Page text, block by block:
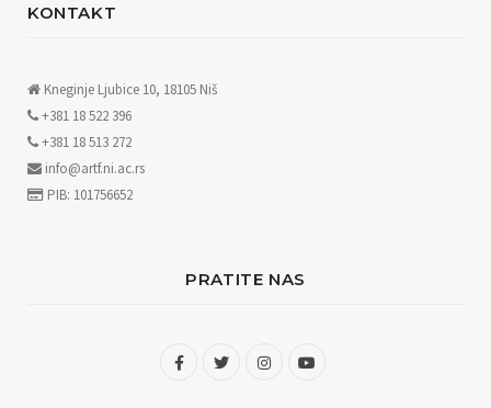
KONTAKT
Kneginje Ljubice 10, 18105 Niš
+381 18 522 396
+381 18 513 272
info@artf.ni.ac.rs
PIB: 101756652
PRATITE NAS
F
T
I